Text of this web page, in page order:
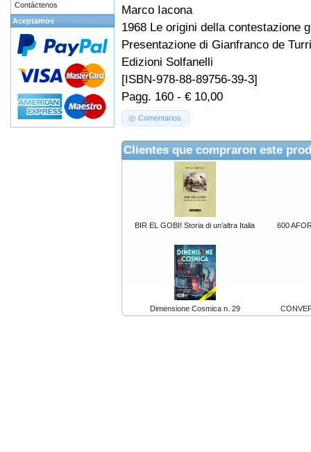
Marco Iacona
1968 Le origini della contestazione
Presentazione di Gianfranco de
Edizioni Solfanelli
[ISBN-978-88-89756-39-3]
Pagg. 160 - € 10,00
Comentarios
Clientes que compraron este
BIR EL GOBI! Storia di un’altra Italia 600
Dimensione Cosmica n. 29
Contáctenos
Aceptamos